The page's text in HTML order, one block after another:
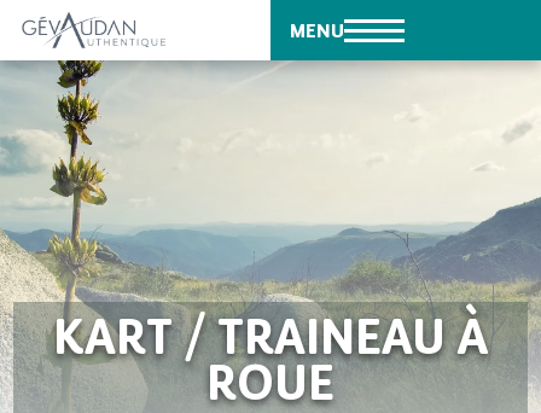
MENU
KART / TRAINEAU À
ROUE